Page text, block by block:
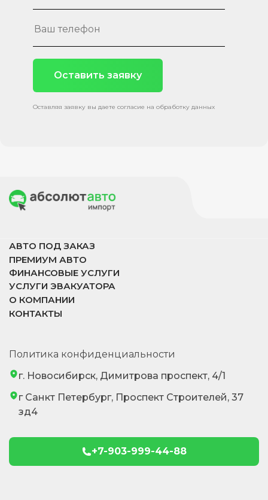
Оставить заявку
Оставляя заявку вы даете согласие на обработку данных
АВТО ПОД ЗАКАЗ
ПРЕМИУМ АВТО
ФИНАНСОВЫЕ УСЛУГИ
УСЛУГИ ЭВАКУАТОРА
О КОМПАНИИ
КОНТАКТЫ
Политика конфиденциальности
г. Новосибирск, Димитрова проспект, 4/1
г Санкт Петербург, Проспект Строителей, 37
зд4
+7-903-999-44-88